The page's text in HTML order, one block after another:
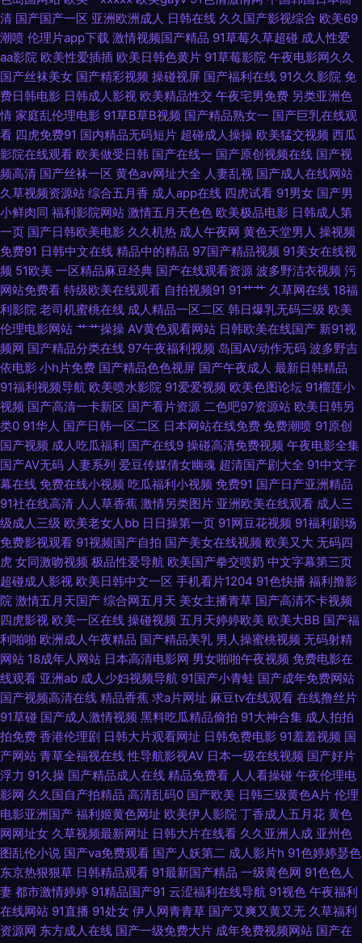
97 91一起c 婷婷色播亚洲综合色播 国产精品草草草草 91猫先生在线观看 无
码人妻2p 精品人妻乱码一区二区 91在线大香脚 亚洲日韩国产精 黄色苍库 91
五月天激情性爱 亚洲成人黄色在线网站 色情仓库 国产影院在线观看 91看片
成人免费在线 色婷婷五月影音先锋 欧美性极品伪娘 91支持视频免费观看 日
韩成人黄色网址 婷婷超碰 久久97 91九色性爱 日韩色情 av怡红院 影音先锋
日韩资源网 欧美日韩黄色一区二 海角在线成人 91美女内射网站 欧美精品7
页 91人妻人精人人操 日韩啪啪啪在线 岛国成人在线不卡 91福利射视频 婷婷
丁香先锋 国产精品久久情 91jk红杏 久久青青草操比较换 国产精品久久超碰
91色超碰香蕉 日韩中文字幕 福利精品国产精品 AV倫理巨乳性爱 91xxcc免费
网站入口 日韩色情妈妈 九草免费在线 91秒拍视频福利 先锋影音AV资源网站
欧美日色网 成人ss网站 在线播放的AV网站 国产ts人妖在线播放 五月丁香插
b 在线视频传媒 91熊猫传媒 丁香亚洲色五月 久久国产精选久久 91国产视频
91狠狠综合链 五月婷婷蜜桃在线 51视频在线观看国产 91人草 91制片aⅴ 九
色国产夫妻九色 青青草一起艹 五月丁香影视 一本色道婷婷久久 91国产福利
91亚洲国产 www五月婷婷 福利国产三级av 激情婷婷激情 日韩欧美v 影视先
锋人妻 91视频久久 超碰内射网站 国产91系列在线播放 精品国精品国产自 男
人天堂色色网 日韩超碰手机福利 五月天婷婷欧美九区 91免费视频版 成人91
蜜臀 久久精品91 91永久免费看视频 人妻午夜天堂 亚洲人在线 91成人18禁
91麻豆视频秘密入口 豆花黑料成人 老司机在线青青草 深爱激情婷婷五月天
国产美女精品久久中文 四虎成人影视大全 伊人东京热男人 久草免费欧美 欧
美精品18 五月婷婷激情网 91鲁视频 91资源超碰总站 成人看片339CC 九色
骚屄91 欧美日韩热久久 色综合国产成人 国内经典av 超碰东京人人 www91
牛cw 日韩免看一级a 91超碰在线大神 91人妻性爱超碰 www日本永久 黑马
清 国产国产一区 亚洲欧洲成人 日韩在线 久久国产影视综合 欧美69
潮喷 伦理片app下载 激情视频国产精品 91草莓久草超碰 成人性爱
aa影院 欧美性爱插插 欧美日韩色黄片 91草莓影院 午夜电影网久久
国产丝袜美女 国产精彩视频 操碰视屏 国产福利在线 91久久影院 免
费日韩电影 日韩成人影视 欧美精品性交 午夜宅男免费 另类亚洲色
情 家庭乱伦理电影 91草B草B视频 国产精品熟女一 国产巨乳在线观
看 四虎免费91 国内精品无码短片 超碰成人操操 欧美猛交视频 西瓜
影院在线观看 欧美做受日韩 国产在线一 国产原创视频在线 国产视
频高清 国产丝袜一区 黄色av网址大全 人妻乱视 国产成人在线网站
久草视频资源站 综合五月香 成人app在线 四虎试看 91男女 国产男
小鲜肉同 福利影院网站 激情五月天色色 欧美极品电影 日韩成人第
一页 国产日韩欧美电影 久久机热 成人午夜网 黄色天堂男人 操视频
免费91 日韩中文在线 精品中的精品 97国产精品视频 91美女在线视
频 51欧美 一区精品麻豆经典 国产在线观看资源 波多野洁衣视频 污
网站免费看 特级欧美在线观看 自拍视频91 91艹艹 久草网在线 18福
利影院 老司机蜜桃在线 成人精品一区二区 韩日爆乳无码三级 欧美
伦理电影网站 艹艹操操 AV黄色观看网站 日韩欧美在线国产 新91视
频网 国产精品分类在线 97午夜福利视频 岛国AV动作无码 波多野吉
依电影 小h片免费 国产精品色色视屏 国产午夜成人 最新日韩精品
91福利视频导航 欧美喷水影院 91爱爱视频 欧美色图论坛 91榴莲小
视频 国产高清一卡新区 国产看片资源 二色吧97资源站 欧美日韩另
类0 91华人 国产日韩一区二区 日本网站在线免费 免费潮喷 91原创
国产视频 成人吃瓜福利 国产在线9 操碰高清免费视频 午夜电影全集
国产AV无码 人妻系列 爱豆传媒倩女幽魂 超清国产剧大全 91中文字
幕在线 免费在线小视频 吃瓜福利小视频 免费91 国产日产亚洲精品
91社在线高清 人人草香蕉 激情另类图片 亚洲欧美在线观看 成人三
级成人三级 欧美老女人bb 日日操第一页 91网豆花视频 91福利剧场
免费影视观看 91视频国产自拍 国产美女在线视频 欧美又大 无码四
虎 女同激吻视频 极品性爱导航 欧美国产拳交喷奶 中文字幕第三页
超碰成人影视 欧美日韩中文一区 手机看片1204 91色快播 福利撸影
院 激情五月天国产 综合网五月天 美女主播青草 国产高清不卡视频
四虎影视 欧美一区在线 操碰视频 五月天婷婷欧美 欧美大BB 国产福
利啪啪 欧洲成人午夜精品 国产精品美乳 男人操蜜桃视频 无码射精
网站 18成年人网站 日本高清电影网 男女啪啪午夜视频 免费电影在
线观看 亚洲ab 成人少妇视频导航 91国产小青蛙 国产成年免费网站
国产视频高清在线 精品香蕉 求a片网址 麻豆tv在线观看 在线撸丝片
91草碰 国产成人激情视频 黑料吃瓜精品偷拍 91大神合集 成人拍拍
拍免费 香港伦理剧 日韩大片观看网址 日韩免费电影 91羞羞视频 国
产网站 青草全福视在线 性导航影视AV 日本一级在线视频 国产好片
浮力 91久操 国产精品成人在线 精品免费看 人人看操碰 午夜伦理电
影网 久久国自产拍精品 高清乱码0 国产欧美 日韩三级黄色A片 伦理
电影亚洲国产 福利姬黄色网址 欧美伊人影院 丁香成人五月花 黄色
网网址女 久草视频最新网址 日韩大片在线看 久久亚洲人成 亚州色
图乱伦小说 国产va免费观看 国产人妖第二 成人影片h 91色婷婷瑟色
东京热狠狠草 日韩精品观看 91最新国产精品 一级黄色网 91色色人
妻 都市激情婷婷 91精品国产91 云涩福利在线导航 91视色 午夜福利
在线网站 91直播 91处女 伊人网青青草 国产又爽又黄又无 久草福利
资源网 东方成人在线 国产一级免费大片 成年免费视频网站 国产在